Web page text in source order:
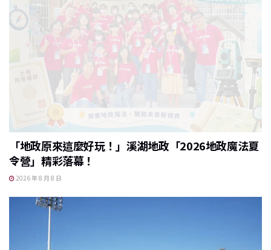
「地政原來這麼好玩！」溪湖地政「2026地政魔法夏
令營」精彩落幕！
2026 年 8 月 8 日